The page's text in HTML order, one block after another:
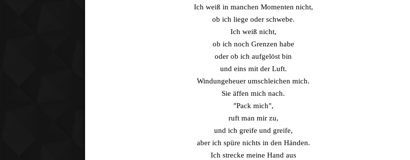
Ich weiß in manchen Momenten nicht,
ob ich liege oder schwebe.
Ich weiß nicht,
ob ich noch Grenzen habe
oder ob ich aufgelöst bin
und eins mit der Luft.
Windungeheuer umschleichen mich.
Sie äffen mich nach.
"Pack mich",
ruft man mir zu,
und ich greife und greife,
aber ich spüre nichts in den Händen.
Ich strecke meine Hand aus